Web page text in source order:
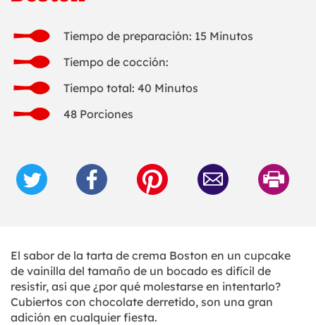
Tiempo de preparación: 15 Minutos
Tiempo de cocción:
Tiempo total: 40 Minutos
48 Porciones
El sabor de la tarta de crema Boston en un cupcake
de vainilla del tamaño de un bocado es difícil de
resistir, así que ¿por qué molestarse en intentarlo?
Cubiertos con chocolate derretido, son una gran
adición en cualquier fiesta.